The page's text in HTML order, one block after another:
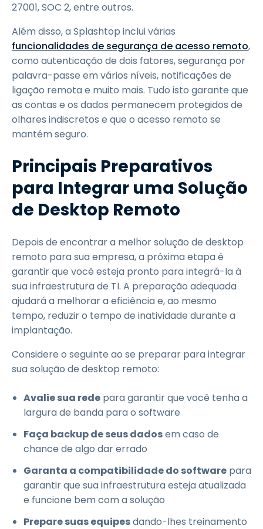
27001, SOC 2, entre outros.
Além disso, a Splashtop inclui várias
funcionalidades de segurança de acesso remoto,
como autenticação de dois fatores, segurança por
palavra-passe em vários níveis, notificações de
ligação remota e muito mais. Tudo isto garante que
as contas e os dados permanecem protegidos de
olhares indiscretos e que o acesso remoto se
mantém seguro.
Principais Preparativos
para Integrar uma Solução
de Desktop Remoto
Depois de encontrar a melhor solução de desktop
remoto para sua empresa, a próxima etapa é
garantir que você esteja pronto para integrá-la à
sua infraestrutura de TI. A preparação adequada
ajudará a melhorar a eficiência e, ao mesmo
tempo, reduzir o tempo de inatividade durante a
implantação.
Considere o seguinte ao se preparar para integrar
sua solução de desktop remoto:
Avalie sua rede para garantir que você tenha a
largura de banda para o software
Faça backup de seus dadosem caso de
chance de algo dar errado
Garanta a compatibilidade do software para
garantir que sua infraestrutura esteja atualizada
e funcione bem com a solução
Prepare suas equipesdando-lhes treinamento